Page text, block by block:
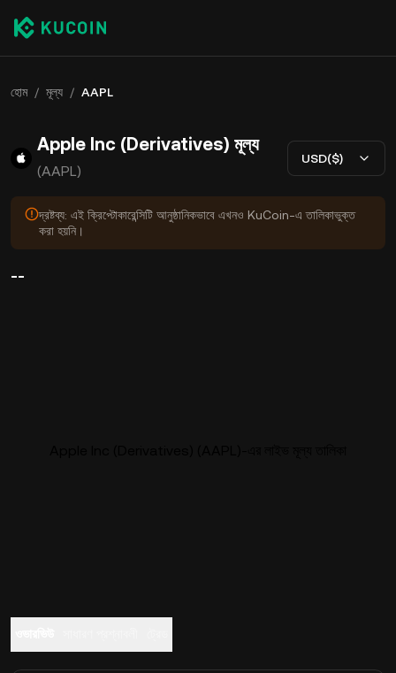
হোম / মূল্য / AAPL
Apple Inc (Derivatives) মূল্য
(AAPL)
USD($)
দ্রষ্টব্য: এই ক্রিপ্টোকারেন্সিটি আনুষ্ঠানিকভাবে এখনও KuCoin-এ তালিকাভুক্ত
করা হয়নি।
--